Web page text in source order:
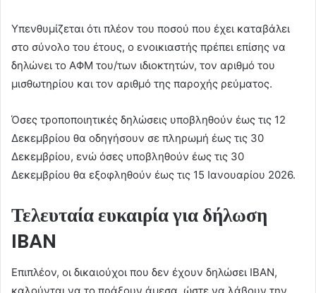
Υπενθυμίζεται ότι πλέον του ποσού που έχει καταβάλει
στο σύνολο του έτους, ο ενοικιαστής πρέπει επίσης να
δηλώνει το ΑΦΜ του/των ιδιοκτητών, τον αριθμό του
μισθωτηρίου και τον αριθμό της παροχής ρεύματος.
Όσες τροποποιητικές δηλώσεις υποβληθούν έως τις 12
Δεκεμβρίου θα οδηγήσουν σε πληρωμή έως τις 30
Δεκεμβρίου, ενώ όσες υποβληθούν έως τις 30
Δεκεμβρίου θα εξοφληθούν έως τις 15 Ιανουαρίου 2026.
Τελευταία ευκαιρία για δήλωση
IBAN
Επιπλέον, οι δικαιούχοι που δεν έχουν δηλώσει IBAN,